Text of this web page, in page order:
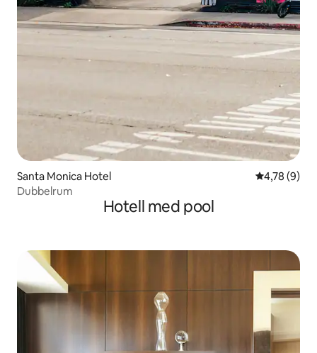
Santa Monica Hotel 4,78 av 5 i
4,78 (9)
Dubbelrum
Hotell med pool